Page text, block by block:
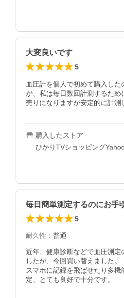
大変良いです
5
血圧計を個人で初めて購入し
が、私は毎日数回計測するた
売りになりますが安定的に計
購入したストア
ひかりTVショッピング
毎日簡単測定するのにお手
5
耐久性 ： 普通
近年、健康診断などで血圧測
したが、今回買い替えました。
スマホに記録を飛ばせたり多
定、とても良好で十分です。